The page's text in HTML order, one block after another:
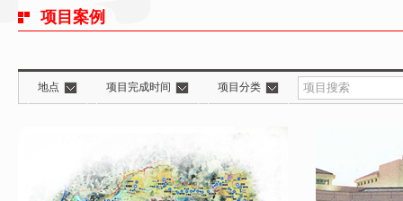
项目案例
地点 项目完成时间 项目分类